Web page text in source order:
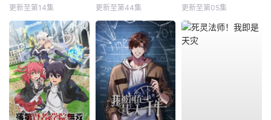
更新至第14集 更新至第44集 更新至第05集